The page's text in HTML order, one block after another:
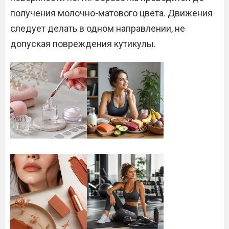
получения молочно-матового цвета. Движения
следует делать в одном направлении, не
допуская повреждения кутикулы.